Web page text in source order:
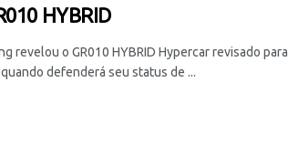
HYBRID
revelou o GR010 HYBRID Hypercar revisado para
defenderá seu status de ...